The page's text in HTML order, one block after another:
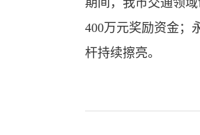
期间，我市交通领
400万元奖励资金；
杆持续擦亮。